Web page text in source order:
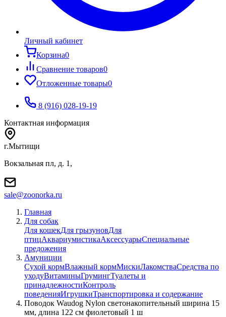
Личный кабинет
Корзина0
Сравнение товаров0
Отложенные товары0
8 (916) 028-19-19
Контактная информация
г.Мытищи
Вокзальная пл, д. 1,
sale@zoonorka.ru
Главная
Для собак
Для кошекДля грызуновДля
птицАквариумистикаАксессуарыСпециальные
предожения
Амуниции
Сухой кормВлажный кормМискиЛакомстваСредства по
уходуВитаминыГрумингТуалеты и
принадлежностиКонтроль
поведенияИгрушкиТранспортировка и содержание
Поводок Waudog Nylon светонакопительный ширина 15
мм, длина 122 см фиолетовый 1 ш